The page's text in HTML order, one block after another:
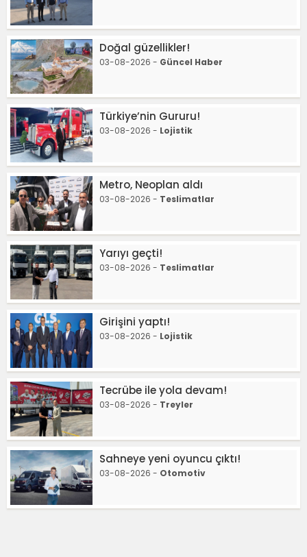
Doğal güzellikler!
03-08-2026 - Güncel Haber
Türkiye’nin Gururu!
03-08-2026 - Lojistik
Metro, Neoplan aldı
03-08-2026 - Teslimatlar
Yarıyı geçti!
03-08-2026 - Teslimatlar
Girişini yaptı!
03-08-2026 - Lojistik
Tecrübe ile yola devam!
03-08-2026 - Treyler
Sahneye yeni oyuncu çıktı!
03-08-2026 - Otomotiv